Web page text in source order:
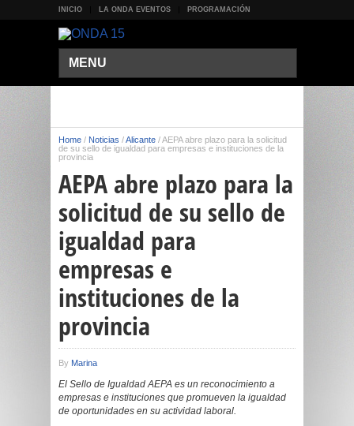
INICIO LA ONDA EVENTOS PROGRAMACIÓN
MENU
Home / Noticias /Alicante /AEPA abre plazo para la solicitud
de su sello de igualdad para empresas e instituciones de la
provincia
AEPA abre plazo para la
solicitud de su sello de
igualdad para
empresas e
instituciones de la
provincia
By Marina
El Sello de Igualdad AEPA es un reconocimiento a
empresas e instituciones que promueven la igualdad
de oportunidades en su actividad laboral.